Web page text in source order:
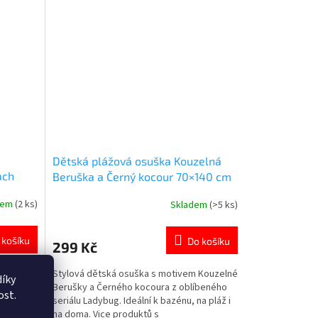
(2 ks)
košíku
Dětská plážová osuška Kouzelná
Beruška a Černý kocour 70×140 cm
je
5,0
z
5
hvězdiček.
Skladem (>5 ks)
299 Kč Do košíku
Stylová dětská osuška s motivem Kouzelné
Berušky a Černého kocoura z oblíbeného
seriálu Ladybug. Ideální k bazénu, na pláž i
na doma. Vice produktů s